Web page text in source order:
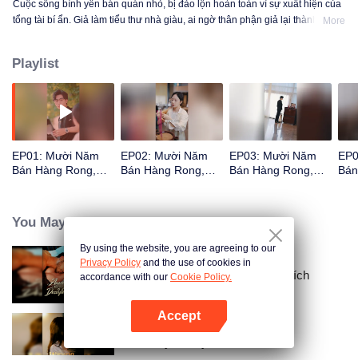
Cuộc sống bình yên bán quán nhỏ, bị đảo lộn hoàn toàn vì sự xuất hiện của
tổng tài bí ẩn. Giả làm tiểu thư nhà giàu, ai ngờ thân phận giả lại thành thật!
More
Playlist
EP01: Mười Năm
Bán Hàng Rong,
EP02: Mười Năm
Bán Hàng Rong,
EP03: Mười Năm
Bán Hàng Rong,
You May Like
Ràng Buộc Với Người Vợ Mất Tích
By using the website, you are agreeing to our
Privacy Policy and the use of cookies in
accordance with our Cookie Policy.
Accept